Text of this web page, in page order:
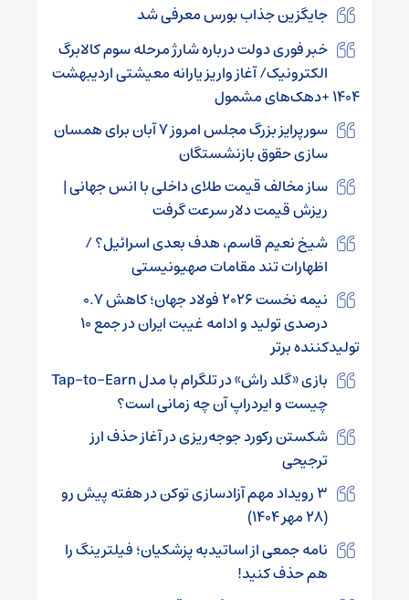
جایگزین جذاب بورس معرفی شد
خبر فوری دولت درباره شارژ مرحله سوم کالابرگ
الکترونیک/ آغاز واریز یارانه معیشتی اردیبهشت
۱۴۰۴ +دهک‌های مشمول
سورپرایز بزرگ مجلس امروز ۷ آبان برای همسان
سازی حقوق بازنشستگان
ساز مخالف قیمت طلای داخلی با انس جهانی |
ریزش قیمت دلار سرعت گرفت
شیخ نعیم قاسم، هدف بعدی اسرائیل؟ /
اظهارات تند مقامات صهیونیستی
نیمه نخست ۲۰۲۶ فولاد جهان؛ کاهش ۰.۷
درصدی تولید و ادامه غیبت ایران در جمع ۱۰
تولیدکننده برتر
بازی «گلد راش» در تلگرام با مدل Tap-to-Earn
چیست و ایردراپ آن چه زمانی است؟
شکستن رکورد جوجه‌ریزی در آغاز حذف ارز
ترجیحی
۳ رویداد مهم آزادسازی توکن در هفته پیش رو
(۲۸ مهر ۱۴۰۴)
نامه جمعی از اساتیدبه پزشکیان؛ فیلترینگ را
هم حذف کنید!